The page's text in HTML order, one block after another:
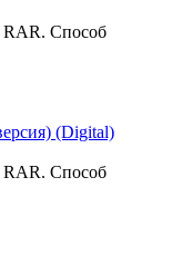
Способ
(Digital)
Способ